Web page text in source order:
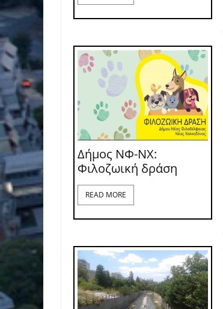
Δήμος ΝΦ-ΝΧ:
Φιλοζωική δράση
READ MORE